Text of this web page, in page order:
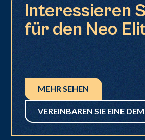
Interessieren
für den Neo
MEHR SEHEN
VEREINBAREN SIE EINE